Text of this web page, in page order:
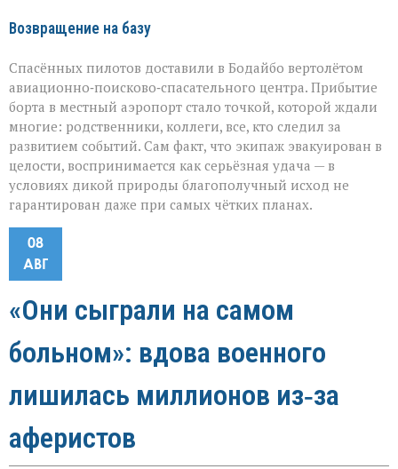
Возвращение на базу
Спасённых пилотов доставили в Бодайбо вертолётом
авиационно‑поисково‑спасательного центра. Прибытие
борта в местный аэропорт стало точкой, которой ждали
многие: родственники, коллеги, все, кто следил за
развитием событий. Сам факт, что экипаж эвакуирован в
целости, воспринимается как серьёзная удача — в
условиях дикой природы благополучный исход не
гарантирован даже при самых чётких планах.
08
АВГ
«Они сыграли на самом
больном»: вдова военного
лишилась миллионов из‑за
аферистов